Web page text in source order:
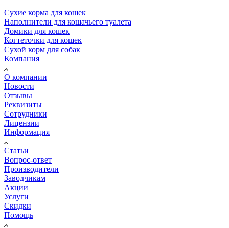
Сухие корма для кошек
Наполнители для кошачьего туалета
Домики для кошек
Когтеточки для кошек
Сухой корм для собак
Компания
О компании
Новости
Отзывы
Реквизиты
Сотрудники
Лицензии
Информация
Статьи
Вопрос-ответ
Производители
Заводчикам
Акции
Услуги
Скидки
Помощь